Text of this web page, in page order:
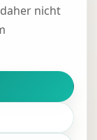
nicht